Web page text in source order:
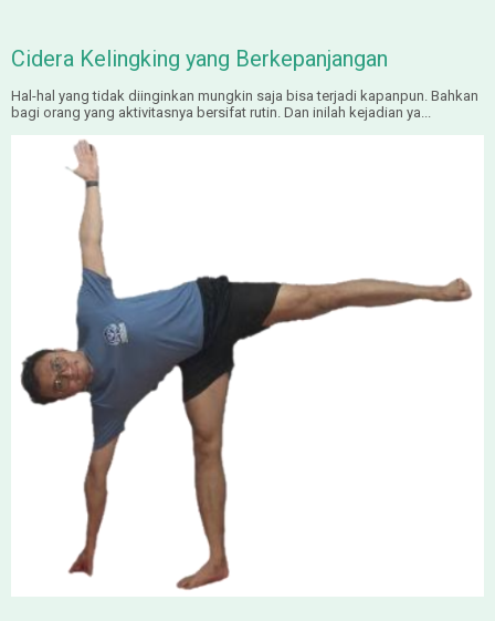
Cidera Kelingking yang Berkepanjangan
Hal-hal yang tidak diinginkan mungkin saja bisa terjadi kapanpun. Bahkan
bagi orang yang aktivitasnya bersifat rutin. Dan inilah kejadian ya...